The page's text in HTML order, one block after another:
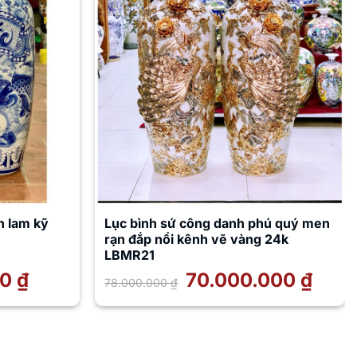
lam kỹ
₫Giá
hiện
là:
Lục bình sứ công danh phú quý men
rạn đắp nổi kênh vẽ vàng 24k
LBMR21
78.000.000₫
Giá
gốc
78.000.000 ₫.
70.000.000 ₫Giá
là: